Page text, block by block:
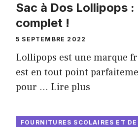
Sac à Dos Lollipops :
complet !
5 SEPTEMBRE 2022
Lollipops est une marque
est en tout point
pour … Lire plus
FOURNITURES SCOLAIRES ET DE